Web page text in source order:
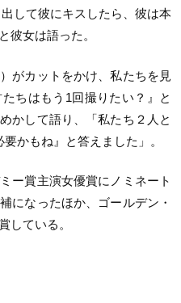
して彼にキスしたら、彼は本
彼女は語った。
がカットをかけ、私たちを見
ちはもう 1回撮りたい？』と
かして語り、「私たち２人と
要かもね』と答えました」。
ー賞主演女優賞にノミネート
になったほか、ゴールデン・
している。